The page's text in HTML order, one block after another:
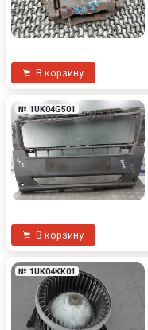
В корзину
№ 1UK04G501
В корзину
№ 1UK04KK01